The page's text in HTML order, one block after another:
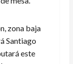
zona baja
Santiago
este